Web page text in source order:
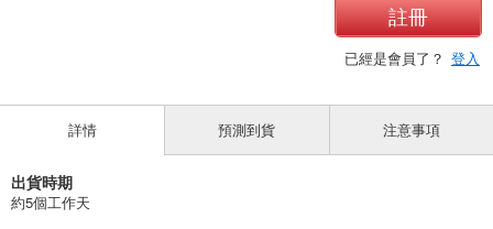
1個/組 有庫存
(CA6744-0-S-B5) JAN:4930403151374
1個/組 有庫存
顏色：B5 = 深黑色（二手） 尺碼：M
註冊
已經是會員了？ 登入
詳情
出貨時期
約5個工作天
預測到貨 注意事項